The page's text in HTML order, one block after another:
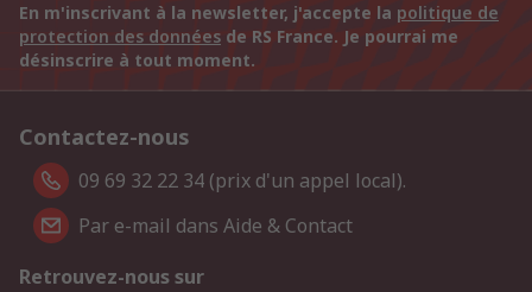
En m'inscrivant à la newsletter, j'accepte la politique de
protection des données de RS France. Je pourrai me
désinscrire à tout moment.
Contactez-nous
09 69 32 22 34 (prix d'un appel local).
Par e-mail dans Aide & Contact
Retrouvez-nous sur